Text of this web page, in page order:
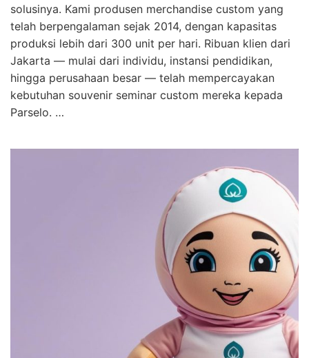
solusinya. Kami produsen merchandise custom yang
telah berpengalaman sejak 2014, dengan kapasitas
produksi lebih dari 300 unit per hari. Ribuan klien dari
Jakarta — mulai dari individu, instansi pendidikan,
hingga perusahaan besar — telah mempercayakan
kebutuhan souvenir seminar custom mereka kepada
Parselo. …